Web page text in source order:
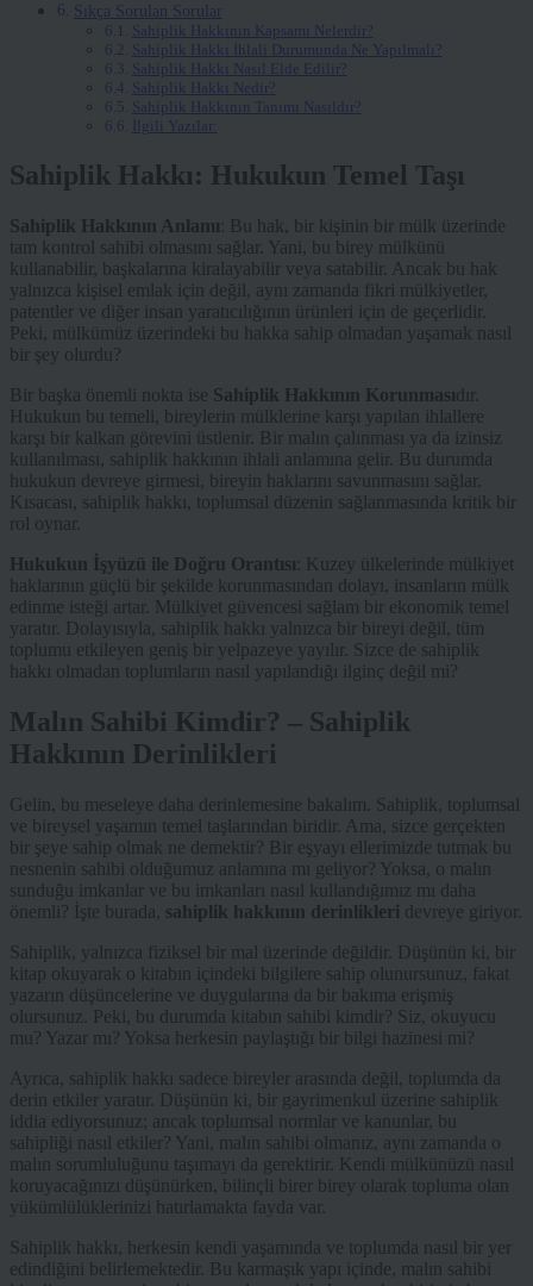
Sıkça Sorulan Sorular
Sahiplik Hakkının Kapsamı Nelerdir?
Sahiplik Hakkı İhlali Durumunda Ne Yapılmalı?
Sahiplik Hakkı Nasıl Elde Edilir?
Sahiplik Hakkı Nedir?
Sahiplik Hakkının Tanımı Nasıldır?
İlgili Yazılar:
Sahiplik Hakkı: Hukukun Temel Taşı
Sahiplik Hakkının Anlamı : Bu hak, bir kişinin bir mülk üzerinde
tam kontrol sahibi olmasını sağlar. Yani, bu birey mülkünü
kullanabilir, başkalarına kiralayabilir veya satabilir. Ancak bu hak
yalnızca kişisel emlak için değil, aynı zamanda fikri mülkiyetler,
patentler ve diğer insan yaratıcılığının ürünleri için de geçerlidir.
Peki, mülkümüz üzerindeki bu hakka sahip olmadan yaşamak nasıl
bir şey olurdu?
Bir başka önemli nokta ise Sahiplik Hakkının Korunmasıdır.
Hukukun bu temeli, bireylerin mülklerine karşı yapılan ihlallere
karşı bir kalkan görevini üstlenir. Bir malın çalınması ya da izinsiz
kullanılması, sahiplik hakkının ihlali anlamına gelir. Bu durumda
hukukun devreye girmesi, bireyin haklarını savunmasını sağlar.
Kısacası, sahiplik hakkı, toplumsal düzenin sağlanmasında kritik bir
rol oynar.
Hukukun İşyüzü ile Doğru Orantısı : Kuzey ülkelerinde mülkiyet
haklarının güçlü bir şekilde korunmasından dolayı, insanların mülk
edinme isteği artar. Mülkiyet güvencesi sağlam bir ekonomik temel
yaratır. Dolayısıyla, sahiplik hakkı yalnızca bir bireyi değil, tüm
toplumu etkileyen geniş bir yelpazeye yayılır. Sizce de sahiplik
hakkı olmadan toplumların nasıl yapılandığı ilginç değil mi?
Malın Sahibi Kimdir? – Sahiplik
Hakkının Derinlikleri
Gelin, bu meseleye daha derinlemesine bakalım. Sahiplik, toplumsal
ve bireysel yaşamın temel taşlarından biridir. Ama, sizce gerçekten
bir şeye sahip olmak ne demektir? Bir eşyayı ellerimizde tutmak bu
nesnenin sahibi olduğumuz anlamına mı geliyor? Yoksa, o malın
sunduğu imkanlar ve bu imkanları nasıl kullandığımız mı daha
önemli? İşte burada, sahiplik hakkının derinlikleri devreye giriyor.
Sahiplik, yalnızca fiziksel bir mal üzerinde değildir. Düşünün ki, bir
kitap okuyarak o kitabın içindeki bilgilere sahip olunursunuz, fakat
yazarın düşüncelerine ve duygularına da bir bakıma erişmiş
olursunuz. Peki, bu durumda kitabın sahibi kimdir? Siz, okuyucu
mu? Yazar mı? Yoksa herkesin paylaştığı bir bilgi hazinesi mi?
Ayrıca, sahiplik hakkı sadece bireyler arasında değil, toplumda da
derin etkiler yaratır. Düşünün ki, bir gayrimenkul üzerine sahiplik
iddia ediyorsunuz; ancak toplumsal normlar ve kanunlar, bu
sahipliği nasıl etkiler? Yani, malın sahibi olmanız, aynı zamanda o
malın sorumluluğunu taşımayı da gerektirir. Kendi mülkünüzü nasıl
koruyacağınızı düşünürken, bilinçli birer birey olarak topluma olan
yükümlülüklerinizi hatırlamakta fayda var.
Sahiplik hakkı, herkesin kendi yaşamında ve toplumda nasıl bir yer
edindiğini belirlemektedir. Bu karmaşık yapı içinde, malın sahibi